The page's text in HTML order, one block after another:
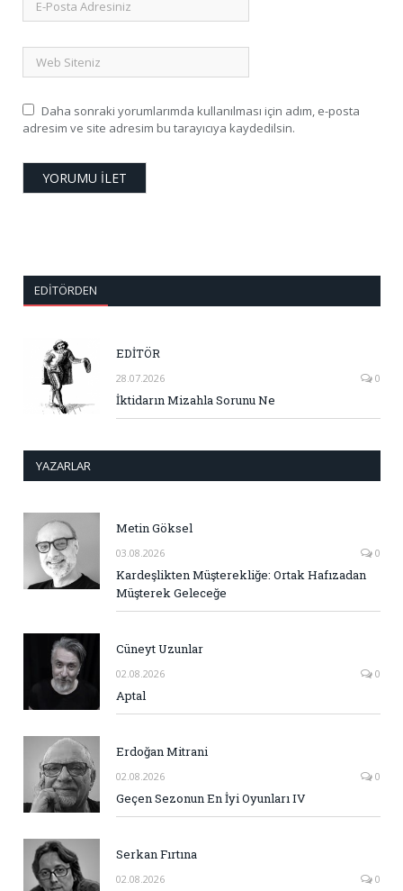
Daha sonraki yorumlarımda kullanılması için adım, e-posta
adresim ve site adresim bu tarayıcıya kaydedilsin.
EDITÖRDEN
EDİTÖR
28.07.2026 0
İktidarın Mizahla Sorunu Ne
YAZARLAR
Metin Göksel
03.08.2026 0
Kardeşlikten Müşterekliğe: Ortak Hafızadan
Müşterek Geleceğe
Cüneyt Uzunlar
02.08.2026 0
Aptal
Erdoğan Mitrani
02.08.2026 0
Geçen Sezonun En İyi Oyunları IV
Serkan Fırtına
02.08.2026 0